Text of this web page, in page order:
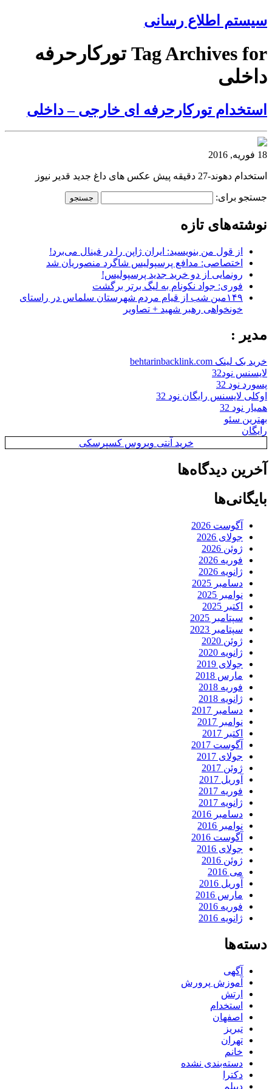
سیستم اطلاع رسانی
Tag Archives for تورکارحرفه
داخلی
استخدام تورکارحرفه ای خارجی – داخلی
18 فوریه, 2016
استخدام دهوند-27 دقیقه پیش عکس های داغ جدید قدیر نیوز
جستجو برای:
نوشته‌های تازه
از قول من بنویسید: ایران ژاپن را در فینال می‌برد!
اختصاصی: مدافع پرسپولیس شاگرد منصوریان شد
رونمایی از دو خرید جدید پرسپولیس!
فوری: جواد نکونام به لیگ برتر برگشت
۱۴۹مین شب از قیام مردم شهرستان سلماس در راستای
خونخواهی رهبر شهید + تصاویر
مدیر :
خرید بک لینک behtarinbacklink.com
لایسنس نود32
پسورد نود 32
اوکلی لایسنس رایگان نود 32
همیار نود 32
بهترین سئو
رایگان
خرید آنتی ویروس کسپرسکی
آخرین دیدگاه‌ها
بایگانی‌ها
آگوست 2026
جولای 2026
ژوئن 2026
فوریه 2026
ژانویه 2026
دسامبر 2025
نوامبر 2025
اکتبر 2025
سپتامبر 2025
سپتامبر 2023
ژوئن 2020
ژانویه 2020
جولای 2019
مارس 2018
فوریه 2018
ژانویه 2018
دسامبر 2017
نوامبر 2017
اکتبر 2017
آگوست 2017
جولای 2017
ژوئن 2017
آوریل 2017
فوریه 2017
ژانویه 2017
دسامبر 2016
نوامبر 2016
آگوست 2016
جولای 2016
ژوئن 2016
می 2016
آوریل 2016
مارس 2016
فوریه 2016
ژانویه 2016
دسته‌ها
آگهی
آموزش پرورش
ارتش
استخدام
اصفهان
تبریز
تهران
خانم
دسته‌بندی نشده
دکترا
دیپلم